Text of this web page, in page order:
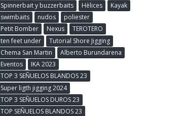
Spinnerbait y buzzerbaits
Hèlices
Kayak
swimbaits
nudos
poliester
Petit Bomber
Nexus
TEROTERO
ten feet under
Tutorial Shore Jigging
Chema San Martin
Alberto Burundarena
Eventos
IKA 2023
TOP 3 SEÑUELOS BLANDOS 23
Super ligth jigging 2024
TOP 3 SEÑUELOS DUROS 23
TOP SEÑUELOS BLANDOS 23